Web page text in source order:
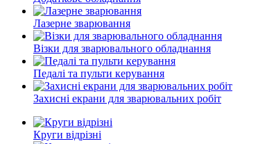
Лазерне зварювання
Візки для зварювального обладнання
Педалі та пульти керування
Захисні екрани для зварювальних робіт
Круги відрізні